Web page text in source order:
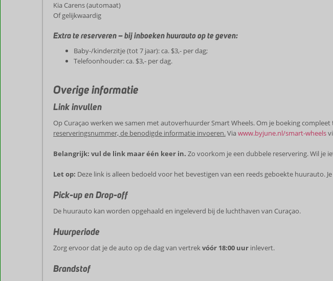
Kia Carens (automaat)
Of gelijkwaardig
Extra te reserveren – bij inboeken huurauto op te geven:
Baby-/kinderzitje (tot 7 jaar): ca. $3,- per dag;
Telefoonhouder: ca. $3,- per dag.
Overige informatie
Link invullen
Op Curaçao werken we samen met autoverhuurder Smart Wheels. Om je boeking
reserveringsnummer, de benodigde informatie invoeren.Via www.byjune.nl/smart-wheels
Belangrijk: vul de link maar één keer in. Zo voorkom je een dubbele reservering. Wil je
Let op: Deze link is alleen bedoeld voor het bevestigen van een reeds geboekte huurauto.
Pick-up en Drop-off
De huurauto kan worden opgehaald en ingeleverd bij de luchthaven van Curaçao.
Huurperiode
Zorg ervoor dat je de auto op de dag van vertrekvóór 18:00 uur inlevert.
Brandstof